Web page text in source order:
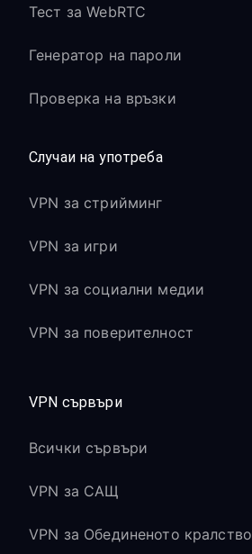
Тест за WebRTC
Генератор на пароли
Проверка на връзки
Случаи на употреба
VPN за стрийминг
VPN за игри
VPN за социални медии
VPN за поверителност
VPN сървъри
Всички сървъри
VPN за САЩ
VPN за Обединеното кралство